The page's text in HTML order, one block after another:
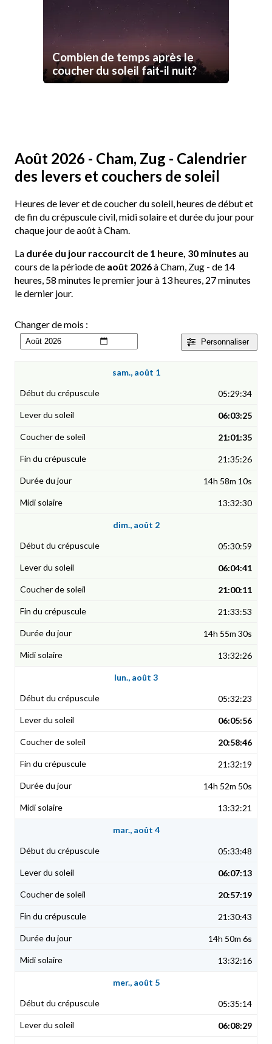
Combien de temps après le
coucher du soleil fait-il nuit?
Août 2026 - Cham, Zug - Calendrier
des levers et couchers de soleil
Heures de lever et de coucher du soleil, heures de début et
de fin du crépuscule civil, midi solaire et durée du jour pour
chaque jour de août à Cham.
La durée du jour raccourcit de 1 heure, 30 minutes au
cours de la période de août 2026à Cham, Zug - de 14
heures, 58 minutes le premier jour à 13 heures, 27 minutes
le dernier jour.
Personnaliser
Changer de mois :
sam., août 1
05:29:34
06:03:25
21:01:35
21:35:26
14h 58m 10s
13:32:30
dim., août 2
05:30:59
06:04:41
21:00:11
21:33:53
14h 55m 30s
13:32:26
lun., août 3
05:32:23
06:05:56
20:58:46
21:32:19
14h 52m 50s
13:32:21
mar., août 4
05:33:48
06:07:13
20:57:19
21:30:43
14h 50m 6s
13:32:16
mer., août 5
05:35:14
06:08:29